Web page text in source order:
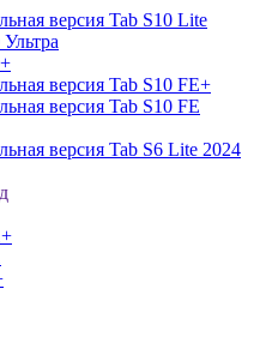
версия Tab S10 Lite
версия Tab S10 FE+
версия Tab S10 FE
версия Tab S6 Lite 2024